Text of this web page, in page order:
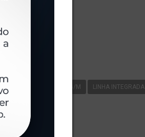
MN-015 723KG/M LINHA INTEGRADA